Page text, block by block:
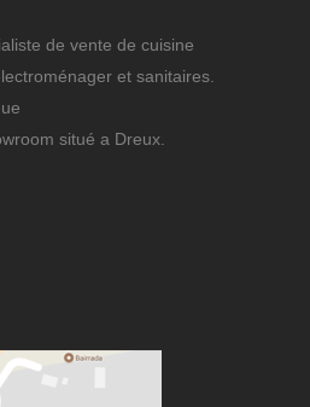
de vente de cuisine
et sanitaires.
situé a Dreux.